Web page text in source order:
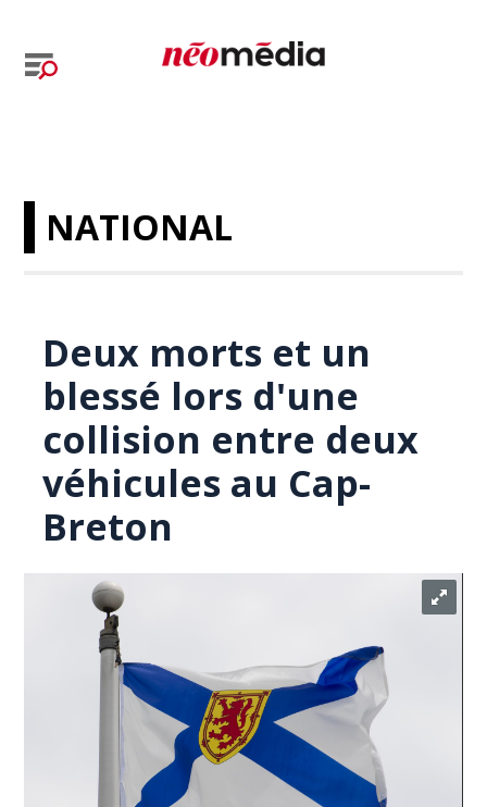
NATIONAL
Deux morts et un
blessé lors d'une
collision entre deux
véhicules au Cap-
Breton